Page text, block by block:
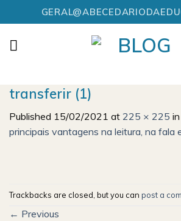
to
content
transferir (1)
Published 15/02/2021 at 225 × 225 in
principais vantagens na leitura, na fala
Trackbacks are closed, but you can post a
← Previous